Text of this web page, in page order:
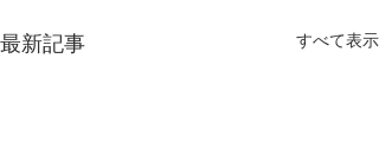
最新記事 すべて表示